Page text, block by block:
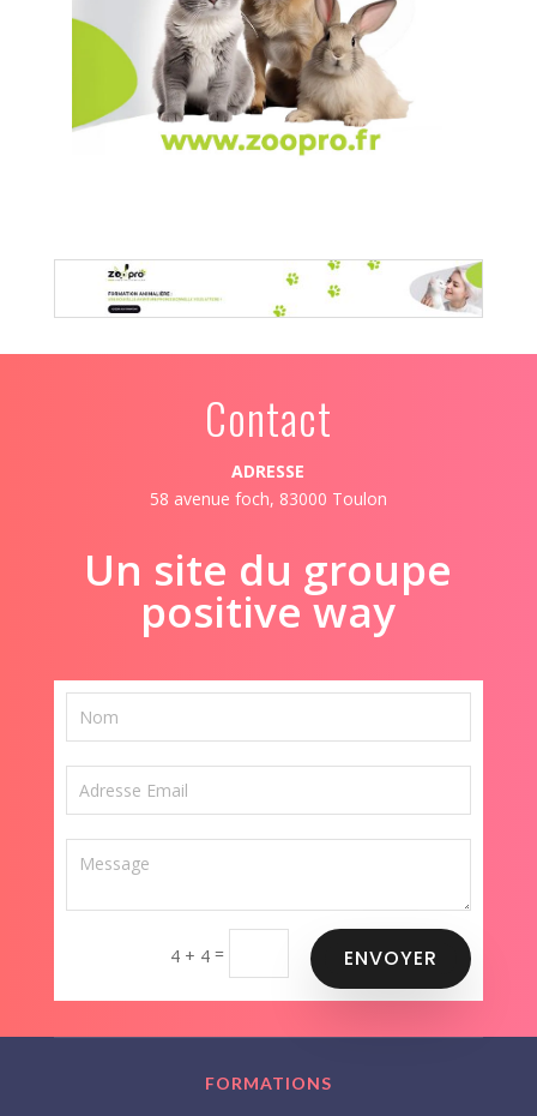
Contact
ADRESSE
58 avenue foch, 83000 Toulon
Un site du groupe
positive way
4 + 4 = ENVOYER
FORMATIONS